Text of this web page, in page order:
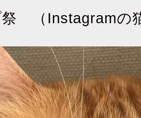
祭 （Instagramの